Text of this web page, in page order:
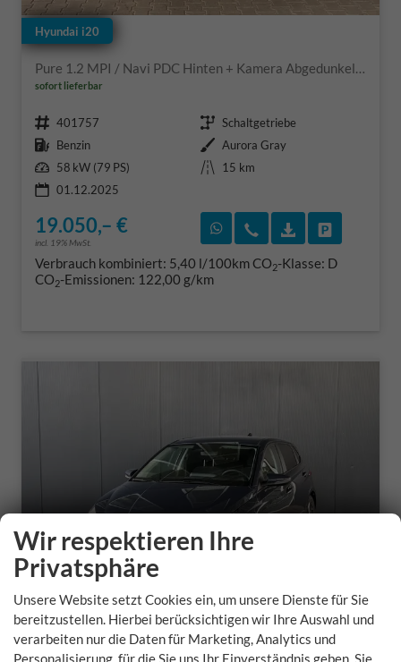
Hyundai i20
Pure 1.2 MPI / Navi PDC Hinten + Kamera Abgedunkelte Scheiben Tempomat Alu 16"
sofort lieferbar
Fahrzeugnr. 401757 Getriebe Schaltgetriebe
Kraftstoff Benzin Außenfarbe Aurora Gray
Leistung 58 kW (79 PS) Kilometerstand
15 km
01.12.2025
19.050,– €
incl. 19% MwSt.
Rückruf vereinbaren
Wir rufen Sie an
Verbrauch kombiniert: 5,40 l/100kmCO2-Klasse: D
CO2-Emissionen: 122,00 g/km
Hyundai i20
Wir respektieren Ihre
Privatsphäre
Unsere Website setzt Cookies ein, um unsere Dienste für Sie
bereitzustellen. Hierbei berücksichtigen wir Ihre Auswahl und
verarbeiten nur die Daten für Marketing, Analytics und
Personalisierung, für die Sie uns Ihr Einverständnis geben. Sie